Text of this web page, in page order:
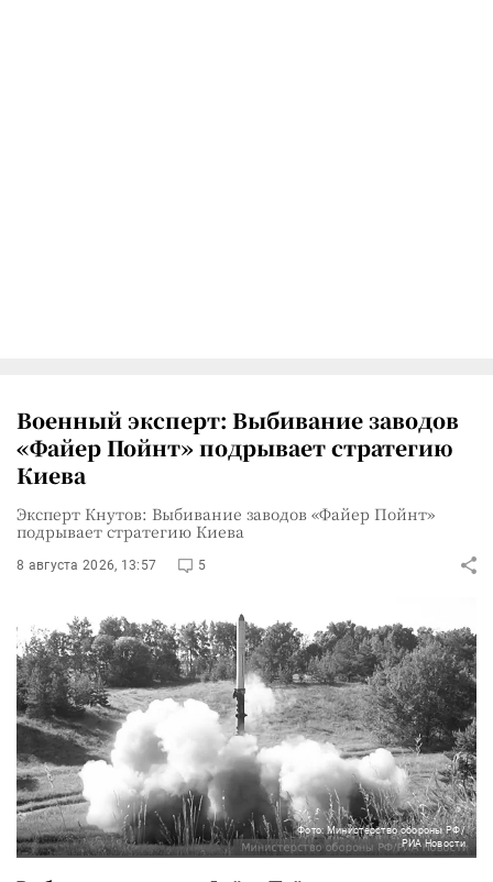
Военный эксперт: Выбивание заводов
«Файер Пойнт» подрывает стратегию
Киева
Эксперт Кнутов: Выбивание заводов «Файер Пойнт»
подрывает стратегию Киева
8 августа 2026, 13:57 5
Фото: Министерство обороны РФ/
РИА Новости